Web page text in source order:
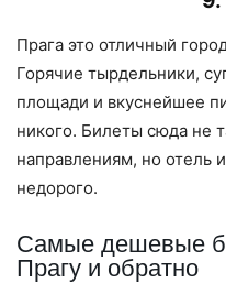
Прага это отличный
Горячие тырдельники,
площади и вкуснейшее
никого. Билеты сюда не
направлениям, но отель
недорого.
Самые дешевые
Прагу и обратно